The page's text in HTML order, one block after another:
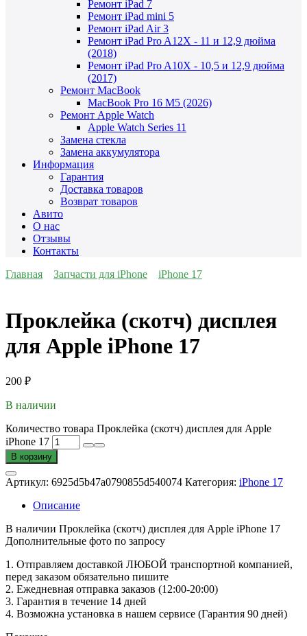
Ремонт iPad 7
Ремонт iPad mini 5
Ремонт iPad Air 3
Ремонт iPad Pro A12X - 11 и 12,9 дюйма
(2018)
Ремонт iPad Pro A10X - 10,5 и 12,9 дюйма
(2017)
Ремонт MacBook
MacBook Pro 16 M5 (2026)
Ремонт Apple Watch
Apple Watch Series 11
Замена стекла
Замена аккумулятора
Информация
Гарантия
Доставка товаров
Возврат товаров
Авито
О нас
Отзывы
Контакты
Главная
Запчасти для iPhone iPhone 17
Проклейка (скотч) дисплея
для Apple iPhone 17
200 ₽
В наличии
Количество товара Проклейка (скотч) дисплея для Apple
iPhone 17
В корзину
Артикул: 6925d5b47a0790855d540074 Категория: iPhone 17
Описание
В наличии Проклейка (скотч) дисплея для Apple iPhone 17
Дополнительные фото по запросу
1. Oтпpавляем доставкой ЛЮБОЙ транспортной компанией,
перед заказом обязательно пишите
2. Ежедневная отправка заказов (12:00-20:00)
3. Гарантия в течение 14 дней
4. Возможна установка в нашем сервисе (Гарантия 90 дней)